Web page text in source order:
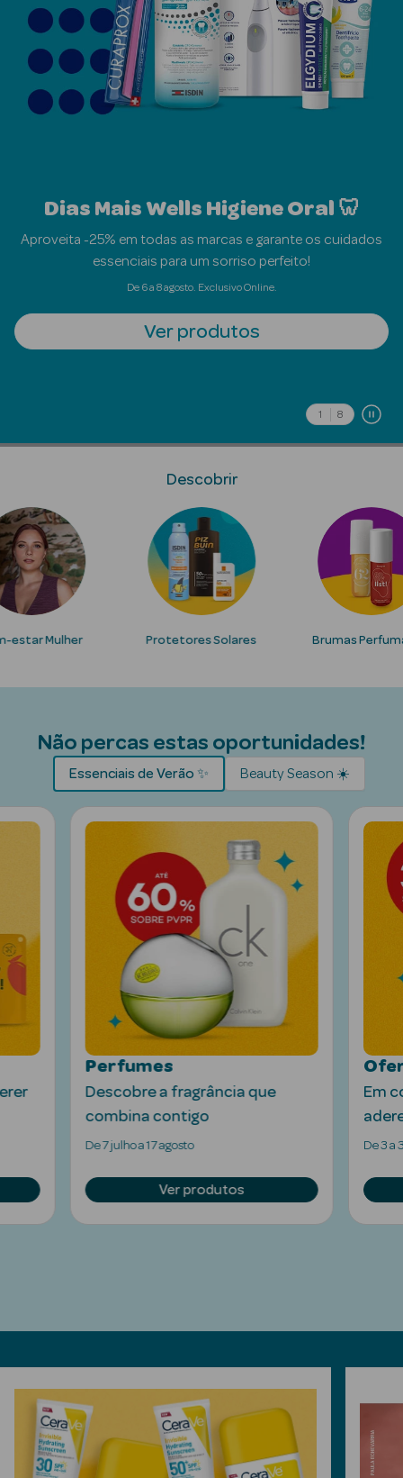
Beauty Season
Cuidados de
Cabelo
Beauty Season
Maquilhagem
Beauty Season
Nutricosmética
Perfumes
Ver Tudo
Solares
Criança
Cosmética
Rosto
Hidratantes
Dias Mais Wells Higiene Oral 🦷
Aproveita -25% em todas as marcas e garante os cuidados
essenciais para um sorriso perfeito!
De 6 a 8 agosto. Exclusivo Online.
Ver produtos
1 8
Descobrir
estar Mulher Protetores Solares Brumas
Não percas estas oportunidades!
Essenciais de Verão ✨ Beauty Season ☀️
Perfumes
Descobre a fragrância que
combina contigo
De 7 julho a 17 agosto
Ver produtos
Em
De 3 a